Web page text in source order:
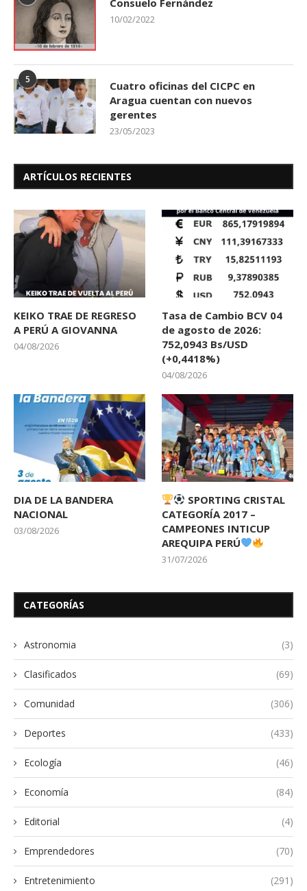
10/02/2022
5
Cuatro oficinas del CICPC en
Aragua cuentan con nuevos
gerentes
23/05/2023
ARTÍCULOS RECIENTES
KEIKO TRAE DE REGRESO
A PERÚ A GIOVANNA
04/08/2026
Tasa de Cambio BCV 04
de agosto de 2026:
752,0943 Bs/USD
(+0,4418%)
04/08/2026
DIA DE LA BANDERA
NACIONAL
03/08/2026
SPORTING CRISTAL
CATEGORÍA 2017 –
CAMPEONES INTICUP
AREQUIPA PERÚ
31/07/2026
CATEGORÍAS
Astronomia (3)
Clasificados (69)
Comunidad (306)
Deportes (433)
Ecología (46)
Economía (84)
Editorial (4)
Emprendedores (70)
Entretenimiento (291)